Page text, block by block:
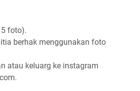
foto).
berhak menggunakan foto
atau keluarg ke instagram